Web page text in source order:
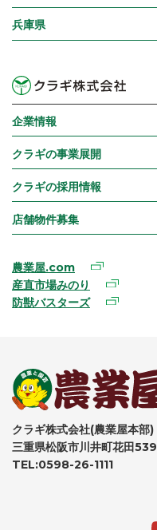
兵庫県
企業情報
クラギの事業展開
クラギの採用情報
店舗物件募集
農業屋.com
産直市場みのり
防獣バスターズ
クラギ株式会社(農業屋本部)
三重県松阪市川井町花田539
TEL:0598-26-1111